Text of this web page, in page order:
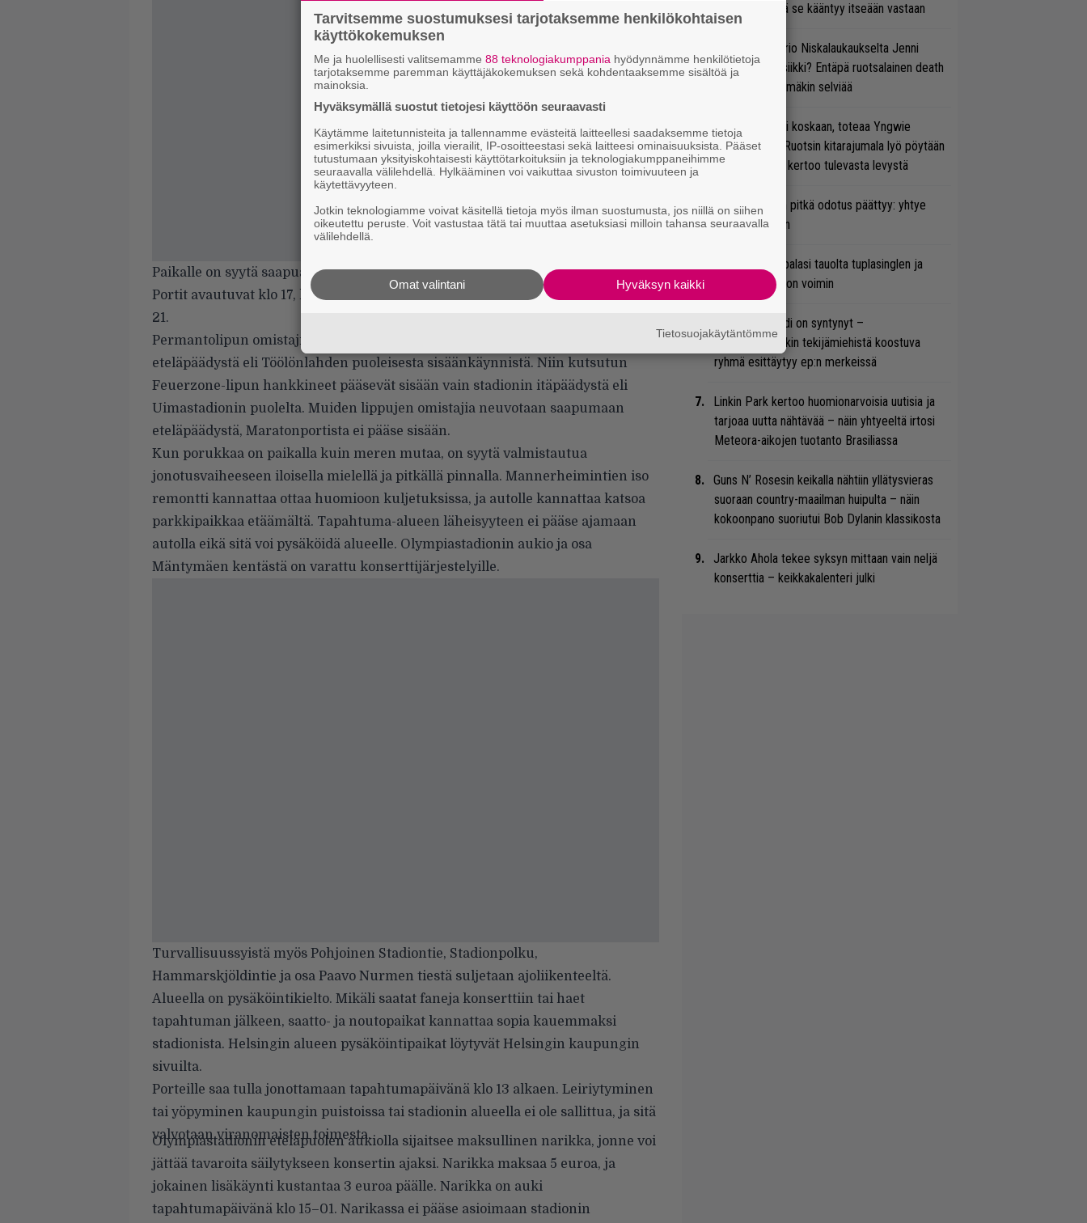
Paikalle on syytä saapua viimeistään kaksi tuntia ennen illan pääesiintyjää.
Portit avautuvat klo 17, lämppäriyhtye Abélard aloittaa klo 20 ja Rammstein klo
21.
Permantolipun omistajia kehotetaan saapumaan paikalle Stadionin
eteläpäädystä eli Töölönlahden puoleisesta sisäänkäynnistä. Niin kutsutun
Feuerzone-lipun hankkineet pääsevät sisään vain stadionin itäpäädystä eli
Uimastadionin puolelta. Muiden lippujen omistajia neuvotaan saapumaan
eteläpäädystä, Maratonportista ei pääse sisään.
Kun porukkaa on paikalla kuin meren mutaa, on syytä valmistautua
jonotusvaiheeseen iloisella mielellä ja pitkällä pinnalla. Mannerheimintien iso
remontti kannattaa ottaa huomioon kuljetuksissa, ja autolle kannattaa katsoa
parkkipaikkaa etäämältä. Tapahtuma-alueen läheisyyteen ei pääse ajamaan
autolla eikä sitä voi pysäköidä alueelle. Olympiastadionin aukio ja osa
Mäntymäen kentästä on varattu konserttijärjestelyille.
Turvallisuussyistä myös Pohjoinen Stadiontie, Stadionpolku,
Hammarskjöldintie ja osa Paavo Nurmen tiestä suljetaan ajoliikenteeltä.
Alueella on pysäköintikielto. Mikäli saatat faneja konserttiin tai haet
tapahtuman jälkeen, saatto- ja noutopaikat kannattaa sopia kauemmaksi
stadionista. Helsingin alueen pysäköintipaikat löytyvät Helsingin kaupungin
sivuilta.
Porteille saa tulla jonottamaan tapahtumapäivänä klo 13 alkaen. Leiriytyminen
tai yöpyminen kaupungin puistoissa tai stadionin alueella ei ole sallittua, ja sitä
valvotaan viranomaisten toimesta.
Olympiastadionin eteläpuolen aukiolla sijaitsee maksullinen narikka, jonne voi
jättää tavaroita säilytykseen konsertin ajaksi. Narikka maksaa 5 euroa, ja
jokainen lisäkäynti kustantaa 3 euroa päälle. Narikka on auki
tapahtumapäivänä klo 15–01. Narikassa ei pääse asioimaan stadionin
suvereeni, että se kääntyy itseään vastaan
Miten taipuu Trio Niskalaukaukselta Jenni
Vartiaisen musiikki? Entäpä ruotsalainen death
metal? Pian tämäkin selviää
Se on nyt tai ei koskaan, toteaa Yngwie
Malmsteen – Ruotsin kitarajumala lyö pöytään
uuden biisin ja kertoo tulevasta levystä
Weezer-fanien pitkä odotus päättyy: yhtye
tulee Suomeen
Blind Channel palasi tauolta tuplasinglen ja
näyttävän videon voimin
Uusi superbändi on syntynyt –
Vaihtoehtorockin tekijämiehistä koostuva
ryhmä esittäytyy ep:n merkeissä
Linkin Park kertoo huomionarvoisia uutisia ja
tarjoaa uutta nähtävää – näin yhtyeeltä irtosi
Meteora-aikojen tuotanto Brasiliassa
Guns N’ Rosesin keikalla nähtiin yllätysvieras
suoraan country-maailman huipulta – näin
kokoonpano suoriutui Bob Dylanin klassikosta
Jarkko Ahola tekee syksyn mittaan vain neljä
konserttia – keikkakalenteri julki
Tarvitsemme suostumuksesi tarjotaksemme henkilökohtaisen
käyttökokemuksen
Me ja huolellisesti valitsemamme 88 teknologiakumppania hyödynnämme henkilötietoja
tarjotaksemme paremman käyttäjäkokemuksen sekä kohdentaaksemme sisältöä ja
mainoksia.
Hyväksymällä suostut tietojesi käyttöön seuraavasti
Käytämme laitetunnisteita ja tallennamme evästeitä laitteellesi saadaksemme tietoja
esimerkiksi sivuista, joilla vierailit, IP-osoitteestasi sekä laitteesi ominaisuuksista. Pääset
tutustumaan yksityiskohtaisesti käyttötarkoituksiin ja teknologiakumppaneihimme
seuraavalla välilehdellä. Hylkääminen voi vaikuttaa sivuston toimivuuteen ja
käytettävyyteen.
Jotkin teknologiamme voivat käsitellä tietoja myös ilman suostumusta, jos niillä on siihen
oikeutettu peruste. Voit vastustaa tätä tai muuttaa asetuksiasi milloin tahansa seuraavalla
välilehdellä.
Hyväksyn kaikki
Omat valintani
Tietosuojakäytäntömme